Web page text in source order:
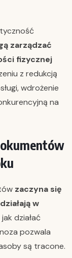
zarządzać
fizycznej
z redukcją
wdrożenie
na
zaczyna się
w
działać
pozwala
są tracone.